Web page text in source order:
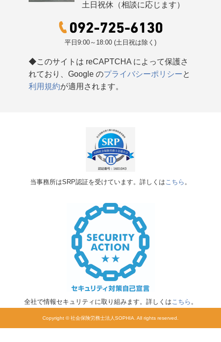
土日祝休（相談に応じます）
平日9:00～18:00 (土日祝は除く)
◆このサイトは reCAPTCHA によって保護さ
れており、Google のプライバシーポリシーと
利用規約が適用されます。
当事務所はSRP認証を受けています。詳しくはこちら 。
全社で情報セキュリティに取り組みます。詳しくはこちら 。
Copyright © 社会保険労務士法人SOPHIA. All rights reserved.